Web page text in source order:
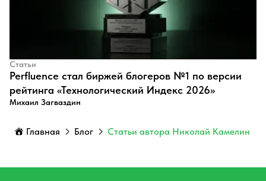
Статьи
Perfluence стал биржей блогеров №1 по версии
рейтинга «Технологический Индекс 2026»
Михаил Загваздин
Главная Блог Статьи автора Николай Камелин